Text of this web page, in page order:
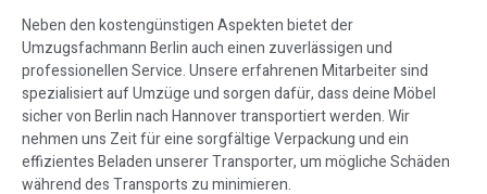
Neben den kostengünstigen Aspekten bietet der
Umzugsfachmann Berlin auch einen zuverlässigen und
professionellen Service. Unsere erfahrenen Mitarbeiter sind
spezialisiert auf Umzüge und sorgen dafür, dass deine Möbel
sicher von Berlin nach Hannover transportiert werden. Wir
nehmen uns Zeit für eine sorgfältige Verpackung und ein
effizientes Beladen unserer Transporter, um mögliche Schäden
während des Transports zu minimieren.